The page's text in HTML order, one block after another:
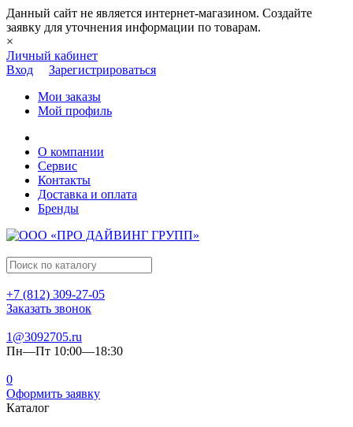
Данный сайт не является интернет-магазином. Создайте
заявку для уточнения информации по товарам.
×
Личный кабинет
Вход
Зарегистрироваться
Мои заказы
Мой профиль
О компании
Сервис
Контакты
Доставка и оплата
Бренды
+7 (812) 309-27-05
Заказать звонок
1@3092705.ru
Пн—Пт 10:00—18:30
0
Оформить заявку
Каталог